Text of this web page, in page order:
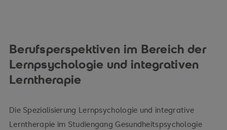
förderdiagnostischen und interventionellen
Ansätzen
pädagogischer Theorie
Berufsperspektiven im Bereich der
Lernpsychologie und integrativen
Lerntherapie
Die Spezialisierung Lernpsychologie und integrative
Lerntherapie im Studiengang Gesundheitspsychologie